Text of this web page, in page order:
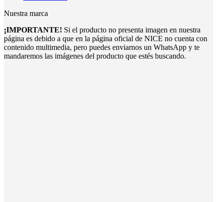
Nuestra marca
¡IMPORTANTE! Si el producto no presenta imagen en nuestra
página es debido a que en la página oficial de NICE no cuenta con
contenido multimedia, pero puedes enviarnos un WhatsApp y te
mandaremos las imágenes del producto que estés buscando.